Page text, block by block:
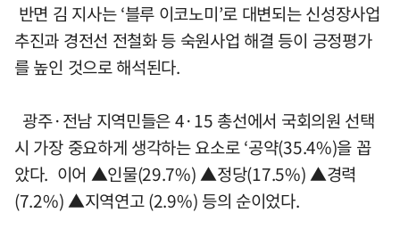
반면 김 지사는 ‘블루 이코노미’로 대변되는 신성장사업
추진과 경전선 전철화 등 숙원사업 해결 등이 긍정평가
를 높인 것으로 해석된다.
광주·전남 지역민들은 4·15 총선에서 국회의원 선택
시 가장 중요하게 생각하는 요소로 ‘공약(35.4%)을 꼽
았다. 이어 ▲인물(29.7%) ▲정당(17.5%) ▲경력
(7.2%) ▲지역연고 (2.9%) 등의 순이었다.